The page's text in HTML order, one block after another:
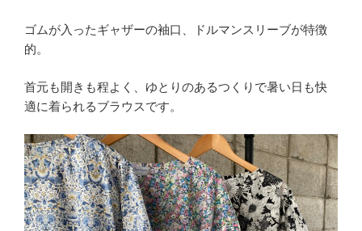
ゴムが入ったギャザーの袖口、ドルマンスリーブが特徴
的。
首元も開きも程よく、ゆとりのあるつくりで暑い日も快
適に着られるブラウスです。